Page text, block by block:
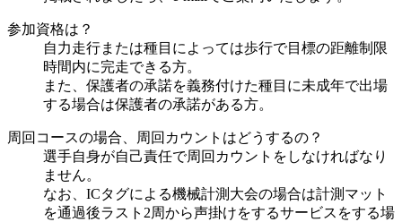
参加資格は？
自力走行または種目によっては歩行で目標の距離制限
時間内に完走できる方。
また、保護者の承諾を義務付けた種目に未成年で出場
する場合は保護者の承諾がある方。
周回コースの場合、周回カウントはどうするの？
選手自身が自己責任で周回カウントをしなければなり
ません。
なお、ICタグによる機械計測大会の場合は計測マット
を通過後ラスト2周から声掛けをするサービスをする場